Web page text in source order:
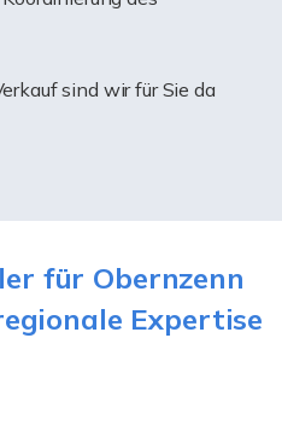
sind wir für Sie da
für Obernzenn
Expertise